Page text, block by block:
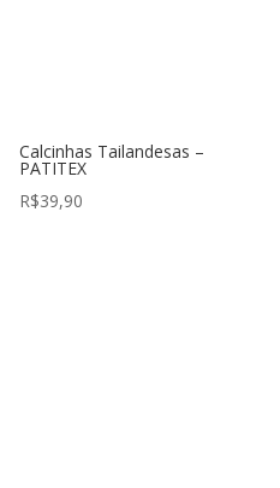
Calcinhas Tailandesas –
PATITEX
R$39,90